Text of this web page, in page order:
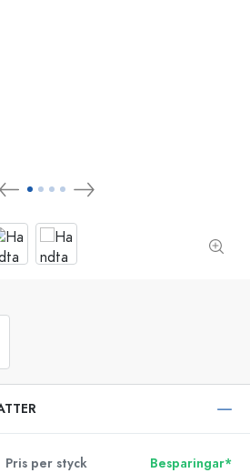
Pris per styck
Besparingar*